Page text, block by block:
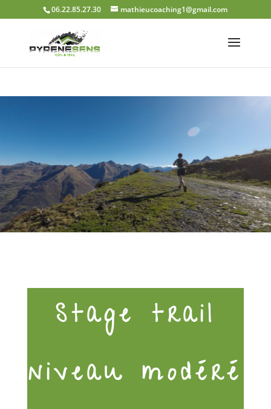
06.22.85.27.30 mathieucoaching1@gmail.com
Stage trail
niveau modéré